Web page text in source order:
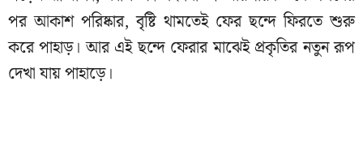
পর আকাশ পরিষ্কার, বৃষ্টি থামতেই ফের ছন্দে ফিরতে শুরু
করে পাহাড়। আর এই ছন্দে ফেরার মাঝেই প্রকৃতির নতুন রূপ
দেখা যায় পাহাড়ে।